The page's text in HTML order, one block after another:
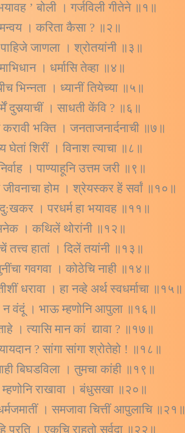
’ बोली । गर्जविली गीतेने ॥१॥
। करिता कैसा ? ॥२॥
जाणला । श्रोतयांनी ॥३॥
। धर्मासि तेव्हा ॥४॥
भिन्नता । ध्यानीं तियेच्या ॥५॥
दुसर्‍याचीं । साधती केंवि ? ॥६॥
भक्ति । जनताजनार्दनाची ॥७॥
घेतां शिरीं । विनाश त्याचा ॥८॥
। पाण्याहूनि उत्तम जरी ॥९॥
होम । श्रेयस्कर हें सर्वां ॥१०॥
दु:खकर । परधर्म हा भयावह ॥११॥
। कथिलें थोरांनी ॥१२॥
तत्त्व हातां । दिलें तयांनी ॥१३॥
गवगवा । कोठेचि नाही ॥१४॥
धरावा । हा नव्हे अर्थ स्वधर्माचा ॥१५॥
न वंदूं । भाऊ म्हणोनि आपुला ॥१६॥
। त्यासि मान कां द्यावा ? ॥१७॥
? सांगा सांगा श्रोतेहो ! ॥१८॥
बिघडविला । तुमचा कांही ॥१९॥
म्हणोनि राखावा । बंधुसखा ॥२०॥
। समजावा चित्तीं आपुलाचि ॥२१॥
प्रति । एकचि राहतो सर्वदा ॥२२॥